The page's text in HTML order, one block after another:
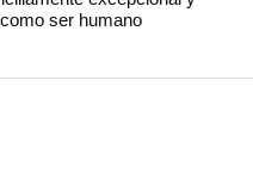
ser humano